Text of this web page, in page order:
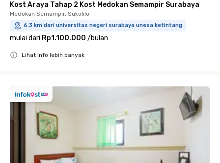
Kost Araya Tahap 2 Kost Medokan Semampir Surabaya
Medokan Semampir, Sukolilo
6.3 km dari universitas negeri surabaya unesa ketintang
mulai dari Rp1.100.000 /bulan
Lihat info lebih banyak